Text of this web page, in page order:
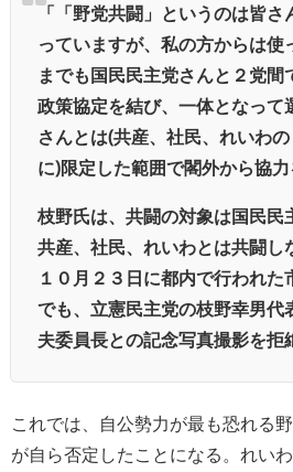
「「野党共闘」というのは皆さ
っていますが、私の方からは使
までも国民民主党さんと２党間
政策協定を結び、一体となって
さんとは(共産、社民、れいわ
に)限定した範囲で閣外から協力
枝野氏は、共闘の対象は国民民
共産、社民、れいわとは共闘し
１０月２３日に都内で行われた
でも、立憲民主党の枝野幸男代
夫委員長との記念写真撮影を拒
これでは、自公勢力が最も恐れる
が自ら否定したことになる。れい